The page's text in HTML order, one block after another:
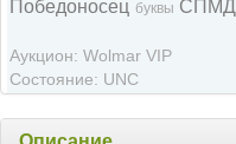
Победоносец буквы СПМД
Аукцион: Wolmar VIP
Состояние: UNC